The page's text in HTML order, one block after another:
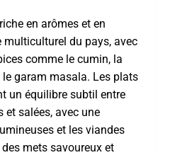
en arômes et en
multiculturel du pays, avec
comme le cumin, la
garam masala. Les plats
un équilibre subtil entre
et salées, avec une
et les viandes
mets savoureux et